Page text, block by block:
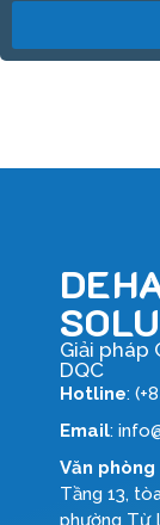
Giải pháp
DQC
Hotline:
Email:
Văn phòng
Tầng 13,
phường Từ